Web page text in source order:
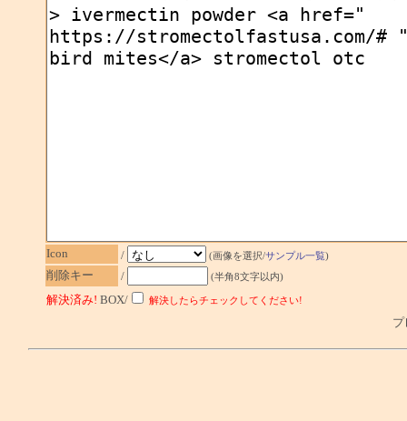
Icon / (画像を選択/サンプル一覧)
削除キー / (半角8文字以内)
解決済み! BOX/ 解決したらチェックしてください!
プ